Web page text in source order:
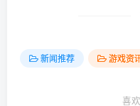
新闻推荐 游戏资
喜